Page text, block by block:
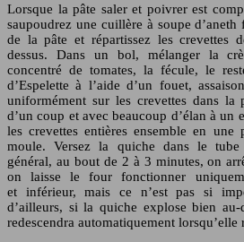
Lorsque la pâte saler et poivrer est
saupoudrez une cuillère à soupe
de la pâte et répartissez les crevettes
dessus. Dans un bol, mélanger la
concentré de tomates, la fécule, le
d’Espelette à l’aide d’un fouet,
uniformément sur les crevettes dans la
d’un coup et avec beaucoup d’élan à un
les crevettes entières ensemble en une
moule. Versez la quiche dans le
général, au bout de 2 à 3 minutes, on
on laisse le four fonctionner
et inférieur, mais ce n’est pas si
d’ailleurs, si la quiche explose bien
redescendra automatiquement lorsqu’elle